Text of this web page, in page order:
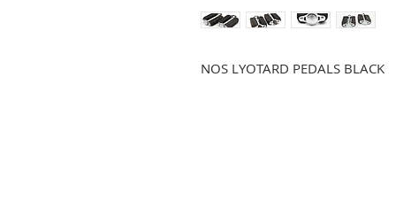
NOS LYOTARD PEDALS BLACK